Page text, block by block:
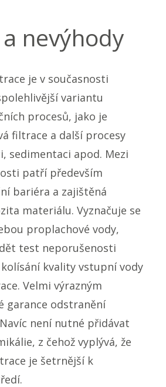
nevýhody
je v současnosti
variantu
procesů, jako je
filtrace a další procesy
sedimentaci apod. Mezi
patří především
bariéra a zajištěná
materiálu. Vyznačuje se
proplachové vody,
test neporušenosti
kvality vstupní vody
Velmi výrazným
garance odstranění
není nutné přidávat
z čehož vyplývá, že
je šetrnější k